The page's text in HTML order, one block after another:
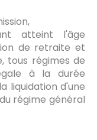
atteint l'âge
de retraite et
tous régimes de
à la durée
liquidation d'une
régime général